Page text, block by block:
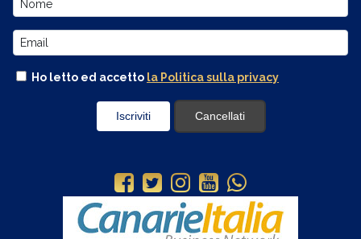
Ho letto ed accetto la Politica sulla privacy